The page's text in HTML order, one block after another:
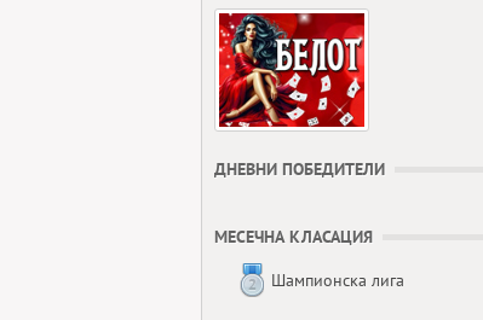
ДНЕВНИ ПОБЕДИТЕЛИ
МЕСЕЧНА КЛАСАЦИЯ
Шампионска лига